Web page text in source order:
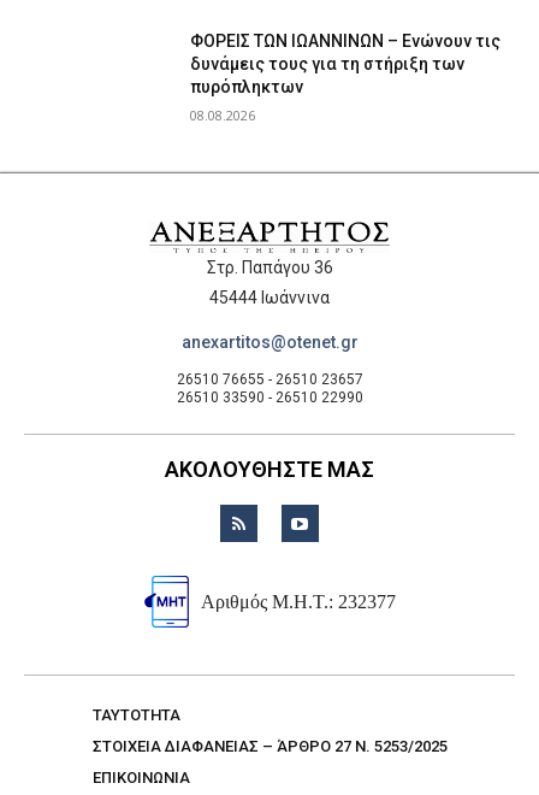
ΦΟΡΕΙΣ ΤΩΝ ΙΩΑΝΝΙΝΩΝ – Ενώνουν τις
δυνάμεις τους για τη στήριξη των
πυρόπληκτων
08.08.2026
Στρ. Παπάγου 36
45444 Ιωάννινα
anexartitos@otenet.gr
26510 76655 - 26510 23657
26510 33590 - 26510 22990
ΑΚΟΛΟΥΘΗΣΤΕ ΜΑΣ
Αριθμός Μ.Η.Τ.: 232377
TAYTOTHTA
ΣΤΟΙΧΕΙΑ ΔΙΑΦΑΝΕΙΑΣ – ΆΡΘΡΟ 27 Ν. 5253/2025
ΕΠΙΚΟΙΝΩΝΙΑ